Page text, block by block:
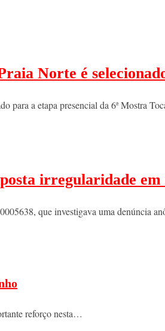
Norte é
para a etapa presencial da 6ª Mostra
irregularidade
que investigava uma denúncia
reforço nesta…